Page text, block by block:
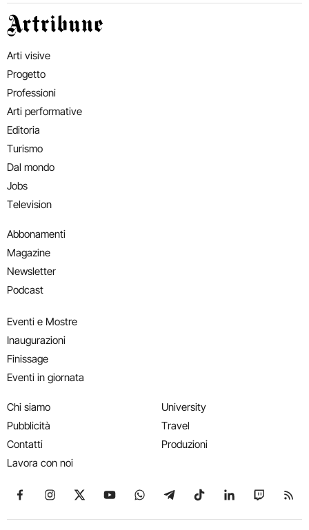
Artribune
Arti visive
Progetto
Professioni
Arti performative
Editoria
Turismo
Dal mondo
Jobs
Television
Abbonamenti
Magazine
Newsletter
Podcast
Eventi e Mostre
Inaugurazioni
Finissage
Eventi in giornata
Chi siamo
Pubblicità
Contatti
Lavora con noi
University
Travel
Produzioni
Seguici su Facebook
Seguici su Instagram
Seguici su X
Seguici su YouTube
Seguici su WhatsApp
Seguici su Telegram
Seguici su TikTok
Seguici su
Seguici